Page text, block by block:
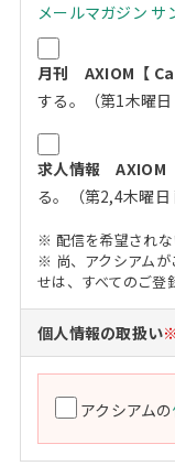
メールマガジン サ
月刊 AXIOM【
する。（第1木曜日
求人情報 AXIOM
る。（第2,4木曜日
※ 配信を希望されな
※ 尚、アクシアムが
せは、すべてのご登
個人情報の取扱い※
アクシアムの